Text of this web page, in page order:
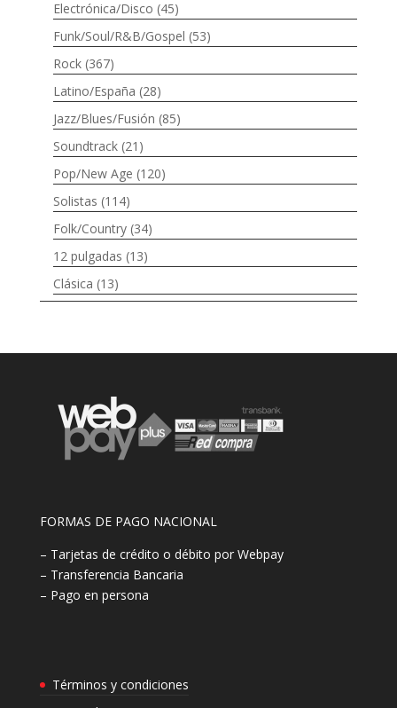
Electrónica/Disco (45)
Funk/Soul/R&B/Gospel (53)
Rock (367)
Latino/España (28)
Jazz/Blues/Fusión (85)
Soundtrack (21)
Pop/New Age (120)
Solistas (114)
Folk/Country (34)
12 pulgadas (13)
Clásica (13)
FORMAS DE PAGO NACIONAL
– Tarjetas de crédito o débito por Webpay
– Transferencia Bancaria
– Pago en persona
Términos y condiciones